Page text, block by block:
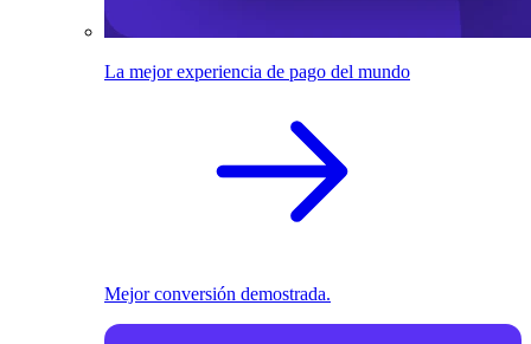
La mejor experiencia de pago del mundo
Mejor conversión demostrada.